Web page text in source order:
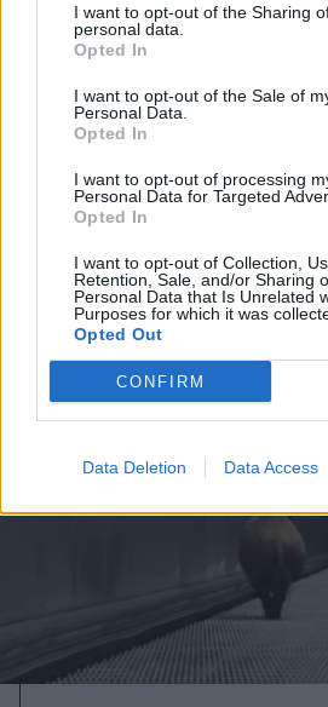
I want to opt-out of the Sharing
personal data.
Opted In
I want to opt-out of the Sale of
Personal Data.
Opted In
I want to opt-out of processing
Personal Data for Targeted
Opted In
I want to opt-out of Collection,
Retention, Sale, and/or Sharing
Personal Data that Is Unrelated
Purposes for which it was
Opted Out
CONFIRM
Data Deletion Data Access
2026. augusztus 08., szombat
Románia irányából
csalidrón robbant fel